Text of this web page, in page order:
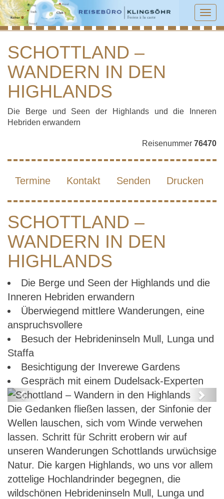
SCHOTTLAND – WANDERN IN DEN
HIGHLANDS
SCHOTTLAND –
WANDERN IN DEN
HIGHLANDS
Die Berge und Seen der Highlands und die Inneren
Hebriden erwandern
Reisenummer 76470
Termine Kontakt Senden Drucken
SCHOTTLAND –
WANDERN IN DEN
HIGHLANDS
Die Berge und Seen der Highlands und die
Inneren Hebriden erwandern
Überwiegend mittlere Wanderungen, eine
anspruchsvollere
Besuch der Hebrideninseln Mull, Lunga und
Staffa
Besichtigung der Inverewe Gardens
Gespräch mit einem Dudelsack-Experten
Schottland – Wandern in den
Highlands
Previous
Next
Die Gedanken fließen lassen, der Sinfonie der
Wellen lauschen, sich vom Winde verwehen
lassen. Schritt für Schritt erobern wir auf
unseren Wanderungen Schottlands urwüchsige
Natur. Die kargen Highlands, wo uns vor allem
zottelige Hochlandrinder begegnen, die
wildschönen Hebrideninseln Mull, Lunga und